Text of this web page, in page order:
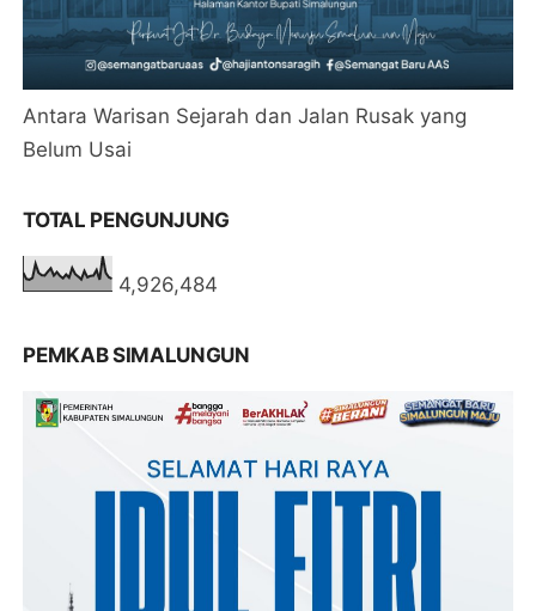
Antara Warisan Sejarah dan Jalan Rusak yang
Belum Usai
TOTAL PENGUNJUNG
4,926,484
PEMKAB SIMALUNGUN